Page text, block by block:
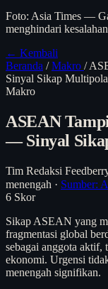
Foto: Asia Times —
menghindari
← Kembali
Beranda / Makro /
Sinyal Sikap
Makro
ASEAN
— Sinyal
Tim Redaksi
menengah · Sumber:
6 Skor
Sikap ASEAN yang
fragmentasi global
sebagai anggota aktif,
ekonomi. Urgensi
menengah signifikan.